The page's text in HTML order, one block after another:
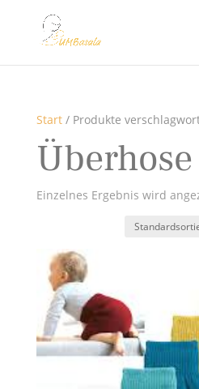
Start/ Produkte
Überhose
Einzelnes Ergebnis wird